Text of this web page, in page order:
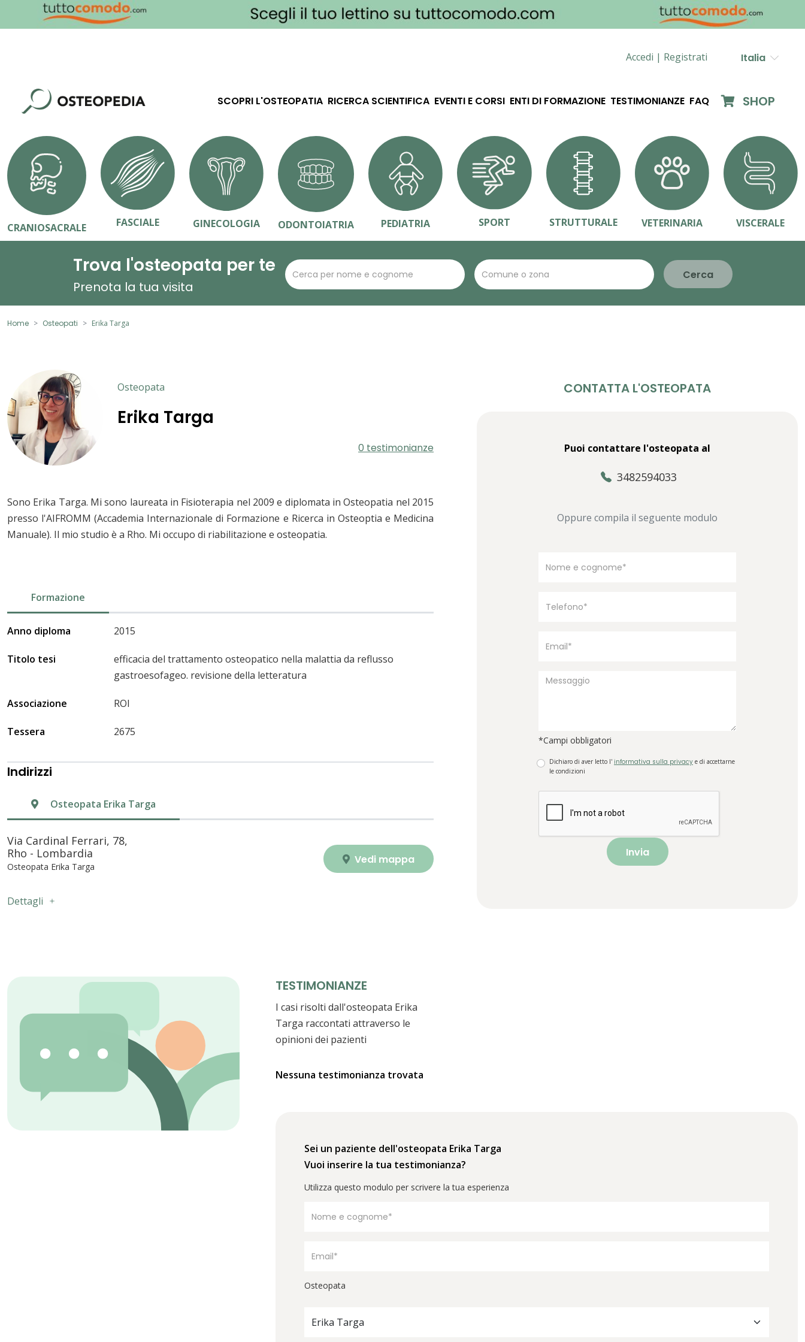
Accedi | Registrati Italia
SCOPRI L'OSTEOPATIA RICERCA SCIENTIFICA EVENTI E CORSI ENTI DI FORMAZIONE TESTIMONIANZE FAQ SHOP
CRANIOSACRALE FASCIALE GINECOLOGIA ODONTOIATRIA PEDIATRIA SPORT STRUTTURALE VETERINARIA VISCERALE
Trova l'osteopata per te
Prenota la tua visita
Cerca
Home Osteopati Erika Targa
Osteopata
Erika Targa
0 testimonianze
Sono Erika Targa. Mi sono laureata in Fisioterapia nel 2009 e diplomata in Osteopatia nel 2015
presso l'AIFROMM (Accademia Internazionale di Formazione e Ricerca in Osteoptia e Medicina
Manuale). Il mio studio è a Rho. Mi occupo di riabilitazione e osteopatia.
Formazione
Anno diploma 2015
Titolo tesi
efficacia del trattamento osteopatico nella malattia da reflusso
gastroesofageo. revisione della letteratura
Associazione ROI
Tessera 2675
Indirizzi
Osteopata Erika Targa
Via Cardinal Ferrari, 78,
Rho - Lombardia
Osteopata Erika Targa Vedi mappa
Dettagli
CONTATTA L'OSTEOPATA
Puoi contattare l'osteopata al
3482594033
Oppure compila il seguente modulo
*Campi obbligatori
Dichiaro di aver letto l' informativa sulla privacy e di accettarne
le condizioni
Invia
TESTIMONIANZE
I casi risolti dall'osteopata Erika
Targa raccontati attraverso le
opinioni dei pazienti
Nessuna testimonianza trovata
Sei un paziente dell'osteopata Erika Targa
Vuoi inserire la tua testimonianza?
Utilizza questo modulo per scrivere la tua esperienza
Osteopata
Erika Targa